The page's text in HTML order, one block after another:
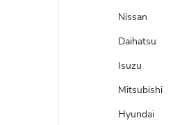
Nissan
Daihatsu
Isuzu
Mitsubishi
Hyundai